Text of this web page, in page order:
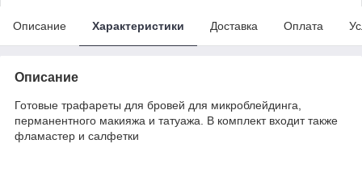
Описание Характеристики Доставка Оплата
Описание
Готовые трафареты для бровей для микроблейдинга,
перманентного макияжа и татуажа. В комплект входит также
фламастер и салфетки